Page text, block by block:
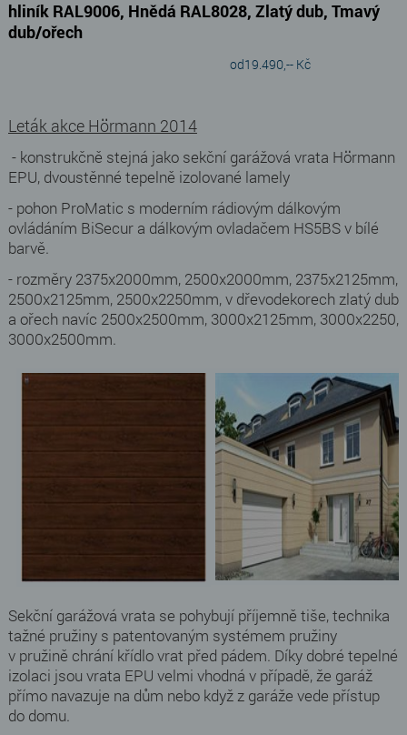
hliník RAL9006, Hnědá RAL8028, Zlatý dub, Tmavý
dub/ořech
od19.490,-- Kč
Leták akce Hörmann 2014
- konstrukčně stejná jako sekční garážová vrata Hörmann
EPU, dvoustěnné tepelně izolované lamely
- pohon ProMatic s moderním rádiovým dálkovým
ovládáním BiSecur a dálkovým ovladačem HS5BS v bílé
barvě.
- rozměry 2375x2000mm, 2500x2000mm, 2375x2125mm,
2500x2125mm, 2500x2250mm, v dřevodekorech zlatý dub
a ořech navíc 2500x2500mm, 3000x2125mm, 3000x2250,
3000x2500mm.
Sekční garážová vrata se pohybují příjemně tiše, technika
tažné pružiny s patentovaným systémem pružiny
v pružině chrání křídlo vrat před pádem. Díky dobré tepelné
izolaci jsou vrata EPU velmi vhodná v případě, že garáž
přímo navazuje na dům nebo když z garáže vede přístup
do domu.